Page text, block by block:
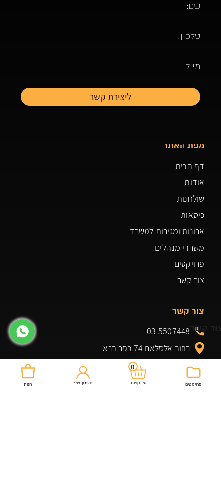
קשר
מפת האתר
דף הבית
אודות
שולחנות
כיסאות
ארונות ומגירות למשרד
משרדי מנהלים
פרויקטים
צור קשר
צור קשר
03-5507448
רחוב אלסלאם 74 כפר ברא
officeroyal20@gmail.com
פרויקטים
0
סל קניות חשבון שלי חנות